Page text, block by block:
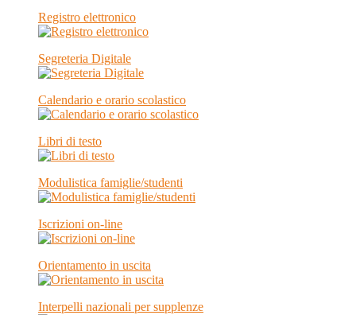
Registro elettronico
Segreteria Digitale
Calendario e orario scolastico
Libri di testo
Modulistica famiglie/studenti
Iscrizioni on-line
Orientamento in uscita
Interpelli nazionali per supplenze